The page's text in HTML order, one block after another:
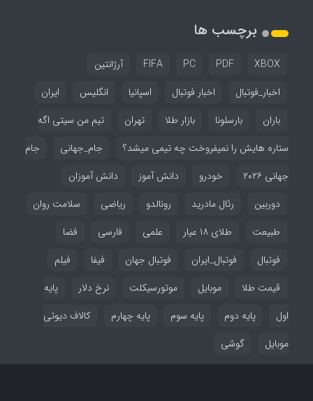
برچسب ها
FIFA PC PDF XBOX
آرژانتین
اخبار_فوتبال
اخبار فوتبال اسپانیا انگلیس
ایران
باران
بارسلونا بازار طلا تهران
تیم من سیتی اگه
ستاره هایش را نمیفروخت چه تیمی میشد؟
جام_جهانی
جام
جهانی ۲۰۲۶
خودرو دانش آموز
دانش آموزان
دوربین
رئال مادرید رونالدو ریاضی
سلامت روان
طبیعت
طلای ۱۸ عیار علمی فارسی
فضا
فوتبال
فوتبال_ایران فوتبال جهان فیفا
فیلم
قیمت طلا
موبایل موتورسیکلت نرخ دلار
پایه
اول
پایه دوم پایه سوم پایه چهارم
کالاف دیوتی
موبایل
گوشی